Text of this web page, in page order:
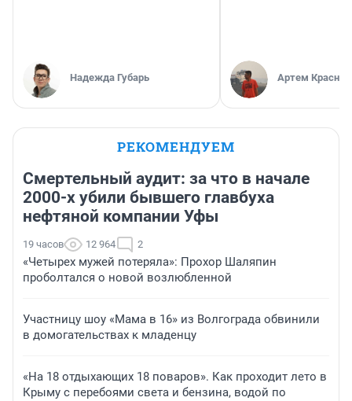
Надежда Губарь Артем Краснов
РЕКОМЕНДУЕМ
Смертельный аудит: за что в начале
2000-х убили бывшего главбуха
нефтяной компании Уфы
19 часов 12 964 2
«Четырех мужей потеряла»: Прохор Шаляпин
проболтался о новой возлюбленной
Участницу шоу «Мама в 16» из Волгограда обвинили
в домогательствах к младенцу
«На 18 отдыхающих 18 поваров». Как проходит лето в
Крыму с перебоями света и бензина, водой по